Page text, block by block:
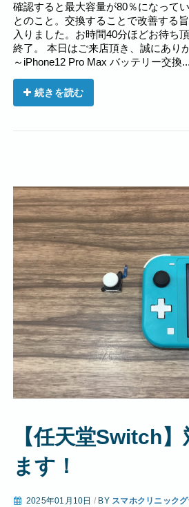
確認すると最大容量が80％になって
とのこと。交換することで改善する
入りました。お時間40分ほどお待ち
終了。 本日はご来店頂き、誠にあり
～iPhone12 Pro Max バッテリー交換...
続きを読む
【任天堂Switch
ます！
2025年01月10日 / BY スマホクリニック